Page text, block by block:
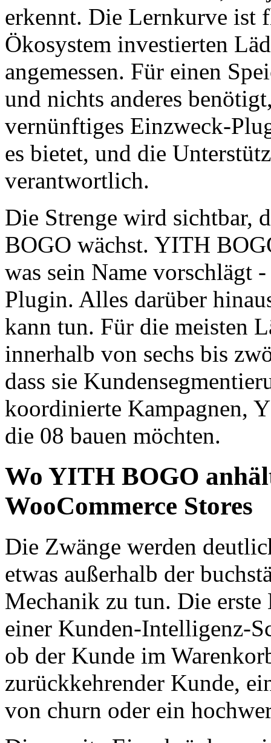
erkennt. Die Lernkurve ist
Ökosystem investierten
angemessen. Für einen
und nichts anderes
vernünftiges Einzweck-
es bietet, und die
verantwortlich.
Die Strenge wird sichtbar,
BOGO wächst. YITH
was sein Name vorschlägt
Plugin. Alles darüber
kann tun. Für die meisten
innerhalb von sechs bis
dass sie
koordinierte Kampagnen,
die 08 bauen möchten.
Wo YITH BOGO
WooCommerce Stores
Die Zwänge werden
etwas außerhalb der
Mechanik zu tun. Die erste
einer Kunden-Intelligenz-
ob der Kunde im
zurückkehrender Kunde,
von churn oder ein